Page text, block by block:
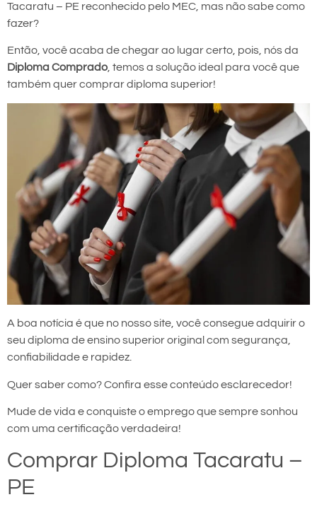
Tacaratu – PE reconhecido pelo MEC, mas não sabe como
fazer?
Então, você acaba de chegar ao lugar certo, pois, nós da
Diploma Comprado, temos a solução ideal para você que
também quer comprar diploma superior!
A boa notícia é que no nosso site, você consegue adquirir o
seu diploma de ensino superior original com segurança,
confiabilidade e rapidez.
Quer saber como? Confira esse conteúdo esclarecedor!
Mude de vida e conquiste o emprego que sempre sonhou
com uma certificação verdadeira!
Comprar Diploma Tacaratu –
PE